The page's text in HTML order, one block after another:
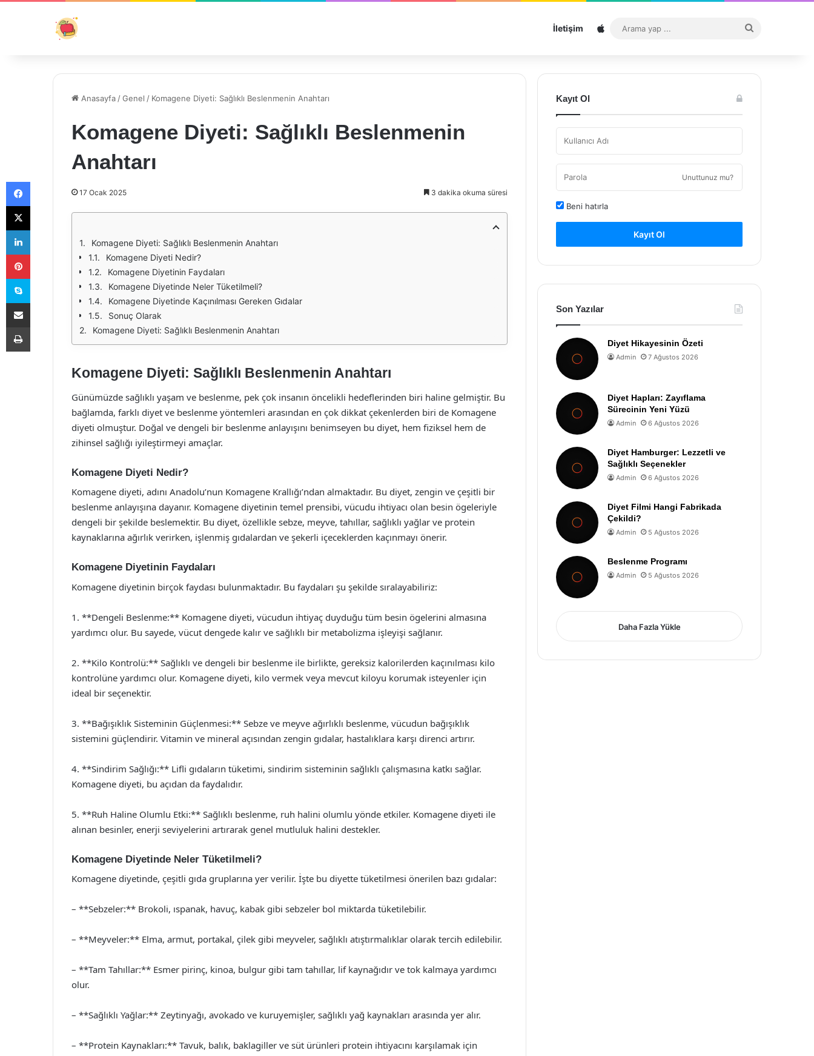
İletişim Sitemap
...
Anasayfa /Genel / Komagene Diyeti: Sağlıklı Beslenmenin Anahtarı
Komagene Diyeti: Sağlıklı Beslenmenin
Anahtarı
17 Ocak 2025 3 dakika okuma süresi
Komagene Diyeti: Sağlıklı Beslenmenin Anahtarı
Komagene Diyeti Nedir?
Komagene Diyetinin Faydaları
Komagene Diyetinde Neler Tüketilmeli?
Komagene Diyetinde Kaçınılması Gereken Gıdalar
Sonuç Olarak
Komagene Diyeti: Sağlıklı Beslenmenin Anahtarı
Komagene Diyeti: Sağlıklı Beslenmenin Anahtarı
Günümüzde sağlıklı yaşam ve beslenme, pek çok insanın öncelikli hedeflerinden biri haline gelmiştir. Bu
bağlamda, farklı diyet ve beslenme yöntemleri arasından en çok dikkat çekenlerden biri de Komagene
diyeti olmuştur. Doğal ve dengeli bir beslenme anlayışını benimseyen bu diyet, hem fiziksel hem de
zihinsel sağlığı iyileştirmeyi amaçlar.
Komagene Diyeti Nedir?
Komagene diyeti, adını Anadolu’nun Komagene Krallığı’ndan almaktadır. Bu diyet, zengin ve çeşitli bir
beslenme anlayışına dayanır. Komagene diyetinin temel prensibi, vücudu ihtiyacı olan besin ögeleriyle
dengeli bir şekilde beslemektir. Bu diyet, özellikle sebze, meyve, tahıllar, sağlıklı yağlar ve protein
kaynaklarına ağırlık verirken, işlenmiş gıdalardan ve şekerli içeceklerden kaçınmayı önerir.
Komagene Diyetinin Faydaları
Komagene diyetinin birçok faydası bulunmaktadır. Bu faydaları şu şekilde sıralayabiliriz:
1. **Dengeli Beslenme:** Komagene diyeti, vücudun ihtiyaç duyduğu tüm besin ögelerini almasına
yardımcı olur. Bu sayede, vücut dengede kalır ve sağlıklı bir metabolizma işleyişi sağlanır.
2. **Kilo Kontrolü:** Sağlıklı ve dengeli bir beslenme ile birlikte, gereksiz kalorilerden kaçınılması kilo
kontrolüne yardımcı olur. Komagene diyeti, kilo vermek veya mevcut kiloyu korumak isteyenler için
ideal bir seçenektir.
3. **Bağışıklık Sisteminin Güçlenmesi:** Sebze ve meyve ağırlıklı beslenme, vücudun bağışıklık
sistemini güçlendirir. Vitamin ve mineral açısından zengin gıdalar, hastalıklara karşı direnci artırır.
4. **Sindirim Sağlığı:** Lifli gıdaların tüketimi, sindirim sisteminin sağlıklı çalışmasına katkı sağlar.
Komagene diyeti, bu açıdan da faydalıdır.
5. **Ruh Haline Olumlu Etki:** Sağlıklı beslenme, ruh halini olumlu yönde etkiler. Komagene diyeti ile
alınan besinler, enerji seviyelerini artırarak genel mutluluk halini destekler.
Komagene Diyetinde Neler Tüketilmeli?
Komagene diyetinde, çeşitli gıda gruplarına yer verilir. İşte bu diyette tüketilmesi önerilen bazı gıdalar:
– **Sebzeler:** Brokoli, ıspanak, havuç, kabak gibi sebzeler bol miktarda tüketilebilir.
– **Meyveler:** Elma, armut, portakal, çilek gibi meyveler, sağlıklı atıştırmalıklar olarak tercih edilebilir.
– **Tam Tahıllar:** Esmer pirinç, kinoa, bulgur gibi tam tahıllar, lif kaynağıdır ve tok kalmaya yardımcı
olur.
– **Sağlıklı Yağlar:** Zeytinyağı, avokado ve kuruyemişler, sağlıklı yağ kaynakları arasında yer alır.
– **Protein Kaynakları:** Tavuk, balık, baklagiller ve süt ürünleri protein ihtiyacını karşılamak için
Kayıt Ol
Unuttunuz mu?
Beni hatırla
Kayıt Ol
Son Yazılar
Diyet Hikayesinin Özeti
Admin 7 Ağustos 2026
Diyet Hapları: Zayıflama
Sürecinin Yeni Yüzü
Admin 6 Ağustos 2026
Diyet Hamburger: Lezzetli ve
Sağlıklı Seçenekler
Admin 6 Ağustos 2026
Diyet Filmi Hangi Fabrikada
Çekildi?
Admin 5 Ağustos 2026
Beslenme Programı
Admin 5 Ağustos 2026
Daha Fazla Yükle
Facebook
X
LinkedIn
Pinterest
Skype
E-Posta ile paylaş